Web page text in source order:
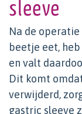
sleeve
Na de
beetje eet,
en valt
Dit komt
verwijderd,
gastric sleeve